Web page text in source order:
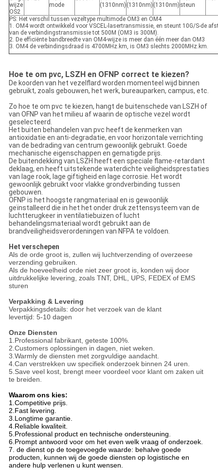
wijze
OS2
mode
(1310nm) (1310nm) (1310nm) steun
PS: Het verschil tussen vezeltype multimode OM3 en OM4
1. OM4 wordt ontwikkeld voor VSCEL-lasertransmissie, en steunt 10G/S-de
van de verbindingstransmissie tot 500M (OM3 is 300M).
2. De efficiënte bandbreedte van OM4-wijze is meer dan één meer dan OM3
3. OM4 de verbindingsdraad is 4700MHz.km, is OM3 slechts 2000MHz.km.
Hoe te om pvc, LSZH en OFNP correct te kiezen?
De koorden van het vezelflard worden momenteel wijd binnen
gebruikt, zoals gebouwen, het werk, bureauparken, campus, etc.
Zo hoe te om pvc te kiezen, hangt de buitenschede van LSZH of
van OFNP van het milieu af waarin de optische vezel wordt
geselecteerd.
Het buiten behandelen van pvc heeft de kenmerken van
antioxidatie en anti-degradatie, en voor horizontale verrichting
van de bedrading van centrum gewoonlijk gebruikt. Goede
mechanische eigenschappen en gematigde prijs.
De buitendekking van LSZH heeft een speciale flame-retardant
deklaag, en heeft uitstekende waterdichte veiligheidsprestaties
van lage rook, lage giftigheid en lage corrosie. Het wordt
gewoonlijk gebruikt voor vlakke grondverbinding tussen
gebouwen.
OFNP is het hoogste rangmateriaal en is gewoonlijk
geïnstalleerd die in het het onder druk zettensysteem van de
luchtterugkeer in ventilatiebuizen of lucht
behandelingsmateriaal wordt gebruikt aan de
brandveiligheidsverordeningen van NFPA te voldoen.
Het verschepen
Als de orde groot is, zullen wij luchtverzending of overzeese
verzending gebruiken.
Als de hoeveelheid orde niet zeer groot is, konden wij door
uitdrukkelijke levering, zoals TNT, DHL, UPS, FEDEX of EMS
sturen
Verpakking & Levering
Verpakkingsdetails: door het verzoek van de klant
levertijd: 5-10 dagen
Onze Diensten
1.Professional fabrikant, geteste 100%.
2.Customers oplossingen in dagen, niet weken.
3.Warmly de diensten met zorgvuldige aandacht.
4.Can verstrekken uw specifiek onderzoek binnen 24 uren.
5.Save veel kost, brengt meer voordeel voor klant om zaken uit
te breiden.
Waarom ons kies:
1.Competitive prijs.
2.Fast levering.
3.Longtime garantie.
4.Reliable kwaliteit.
5.Professional product en technische ondersteuning.
6.Prompt antwoord voor om het even welk vraag of onderzoek.
7. de dienst op de toegevoegde waarde: behalve goede
producten, kunnen wij de goede diensten op logistische en
andere hulp verlenen u kunt wensen.